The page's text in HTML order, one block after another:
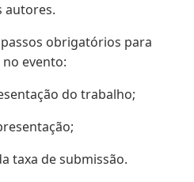
autores.
obrigatórios para
evento:
do trabalho;
taxa de submissão.